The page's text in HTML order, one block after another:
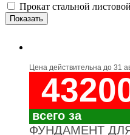
Прокат стальной
Цена действительна до 31
всего за
ФУНДАМЕНТ